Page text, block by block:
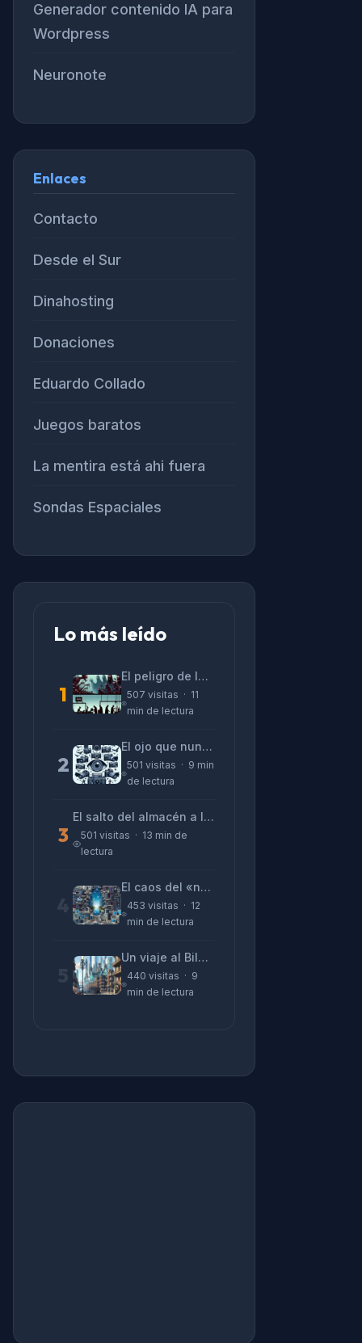
Generador contenido IA para
Wordpress
Neuronote
Enlaces
Contacto
Desde el Sur
Dinahosting
Donaciones
Eduardo Collado
Juegos baratos
La mentira está ahi fuera
Sondas Espaciales
Lo más leído
1
El peligro de las «alucinaciones» y el CV prefabricado
507 visitas · 11
min de lectura
2
El ojo que nunca parpadea: lo que nos cuentan las cámaras de Lizeth Marzano
501 visitas · 9 min
de lectura
3
El salto del almacén a la terminal: La realidad de reinventarse en tecnología
501 visitas · 13 min de
lectura
El caos del «no funciona nada» y la realidad tras la pantalla
453 visitas · 12
min de lectura
Un viaje al Bilbao de 2026 con sabor a 1895
440 visitas · 9
min de lectura